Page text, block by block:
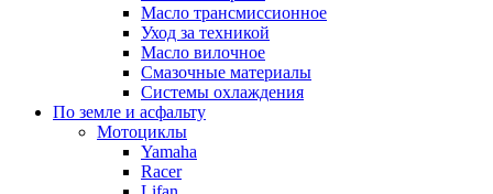
Масло трансмиссионное
Уход за техникой
Масло вилочное
Смазочные материалы
Системы охлаждения
По земле и асфальту
Мотоциклы
Yamaha
Racer